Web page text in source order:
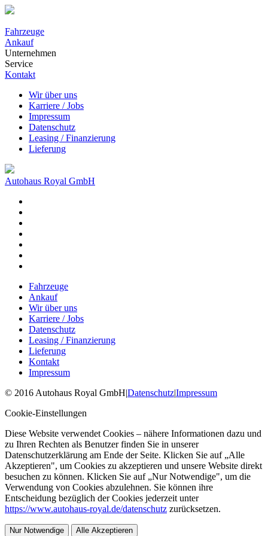
Fahrzeuge
Ankauf
Unternehmen
Service
Kontakt
Wir über uns
Karriere / Jobs
Impressum
Datenschutz
Leasing / Finanzierung
Lieferung
Autohaus Royal GmbH
Fahrzeuge
Ankauf
Wir über uns
Karriere / Jobs
Datenschutz
Leasing / Finanzierung
Lieferung
Kontakt
Impressum
© 2016 Autohaus Royal GmbH|Datenschutz|Impressum
Cookie-Einstellungen
Diese Website verwendet Cookies – nähere Informationen dazu und
zu Ihren Rechten als Benutzer finden Sie in unserer
Datenschutzerklärung am Ende der Seite. Klicken Sie auf „Alle
Akzeptieren", um Cookies zu akzeptieren und unsere Website direkt
besuchen zu können. Klicken Sie auf „Nur Notwendige", um die
Verwendung von Cookies abzulehnen. Sie können ihre
Entscheidung bezüglich der Cookies jederzeit unter
https://www.autohaus-royal.de/datenschutz zurücksetzen.
Nur Notwendige Alle Akzeptieren